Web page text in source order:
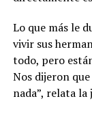
Lo que más le
vivir sus
todo, pero
Nos dijeron
nada”, relata la